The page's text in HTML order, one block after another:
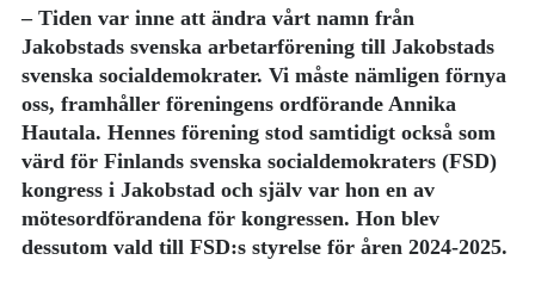
– Tiden var inne att ändra vårt namn från
Jakobstads svenska arbetarförening till Jakobstads
svenska socialdemokrater. Vi måste nämligen förnya
oss, framhåller föreningens ordförande Annika
Hautala. Hennes förening stod samtidigt också som
värd för Finlands svenska socialdemokraters (FSD)
kongress i Jakobstad och själv var hon en av
mötesordförandena för kongressen. Hon blev
dessutom vald till FSD:s styrelse för åren 2024-2025.